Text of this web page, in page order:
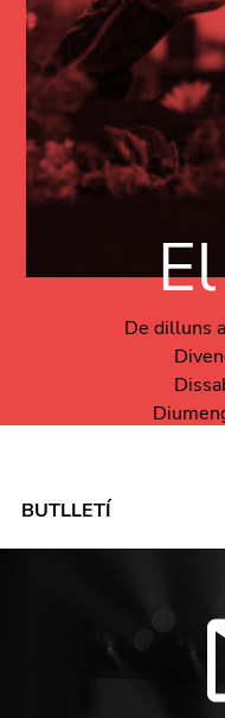
De dilluns
BUTLLETÍ